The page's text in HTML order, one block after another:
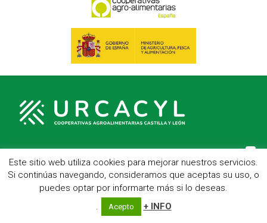
C/ Hípica, 1, entreplanta - 47007 Valladolid
Telf.: 983 23 95 15 - Fax: 983 22 23 56 -Aviso Legal
Este sitio web utiliza cookies para mejorar nuestros servicios.
Si continúas navegando, consideramos que aceptas su uso, o
puedes optar por informarte más si lo deseas.
.
Acepto + INFO